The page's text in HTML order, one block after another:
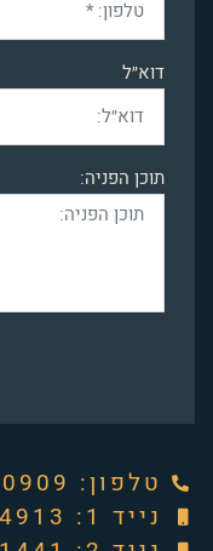
דוא״ל
תוכן הפניה:
טלפון: ‭04-8220909‬
נייד 1: 052-4494913